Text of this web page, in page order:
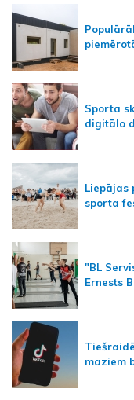
Sporta
digitālo
Liepājas
sporta
"BL
Ernests
maziem